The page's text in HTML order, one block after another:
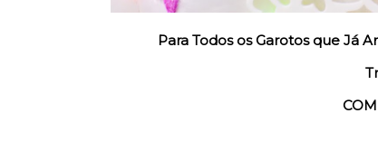
Para Todos os Garotos que Já